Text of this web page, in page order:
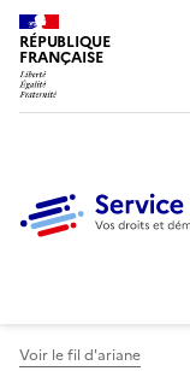
RÉPUBLIQUE
FRANÇAISE
Voir le fil d'ariane